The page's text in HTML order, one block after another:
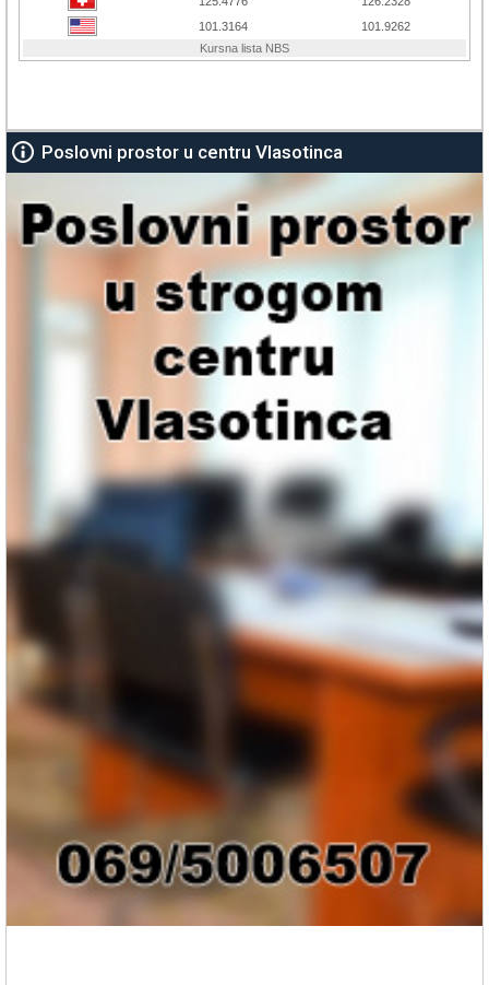
Poslovni prostor u centru Vlasotinca